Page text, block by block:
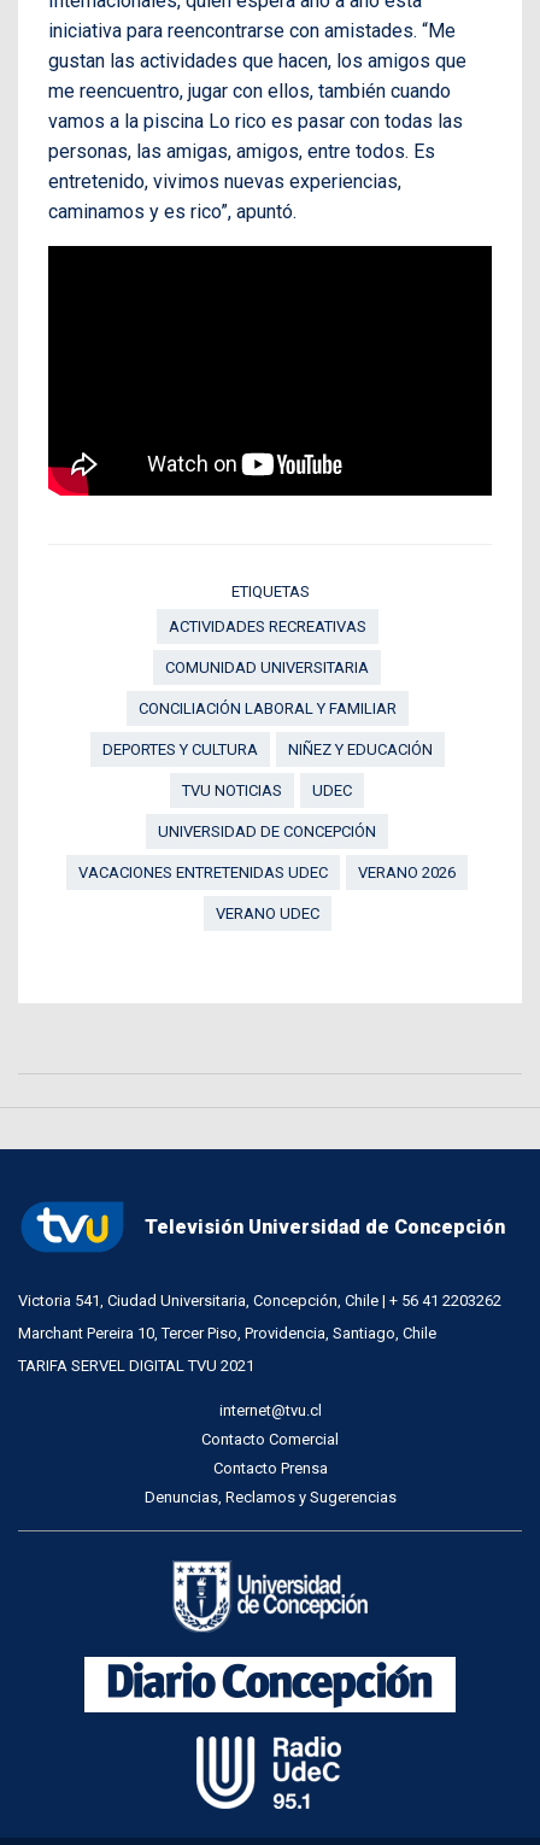
iniciativa para reencontrarse con amistades. “Me
gustan las actividades que hacen, los amigos que
me reencuentro, jugar con ellos, también cuando
vamos a la piscina Lo rico es pasar con todas las
personas, las amigas, amigos, entre todos. Es
entretenido, vivimos nuevas experiencias,
caminamos y es rico”, apuntó.
ETIQUETAS
ACTIVIDADES RECREATIVAS
COMUNIDAD UNIVERSITARIA
CONCILIACIÓN LABORAL Y FAMILIAR
DEPORTES Y CULTURA NIÑEZ Y EDUCACIÓN
TVU NOTICIAS UDEC
UNIVERSIDAD DE CONCEPCIÓN
VACACIONES ENTRETENIDAS UDEC VERANO 2026
VERANO UDEC
Televisión Universidad de Concepción
Victoria 541, Ciudad Universitaria, Concepción, Chile | + 56 41 2203262
Marchant Pereira 10, Tercer Piso, Providencia, Santiago, Chile
TARIFA SERVEL DIGITAL TVU 2021
internet@tvu.cl
Contacto Comercial
Contacto Prensa
Denuncias, Reclamos y Sugerencias